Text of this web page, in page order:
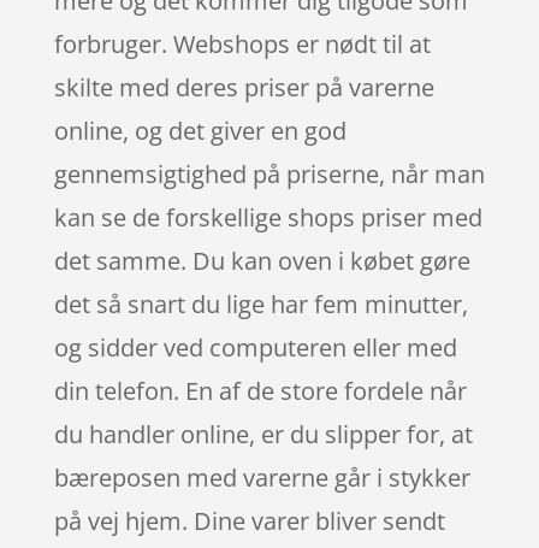
forbruger. Webshops er nødt til at
skilte med deres priser på varerne
online, og det giver en god
gennemsigtighed på priserne, når man
kan se de forskellige shops priser med
det samme. Du kan oven i købet gøre
det så snart du lige har fem minutter,
og sidder ved computeren eller med
din telefon. En af de store fordele når
du handler online, er du slipper for, at
bæreposen med varerne går i stykker
på vej hjem. Dine varer bliver sendt